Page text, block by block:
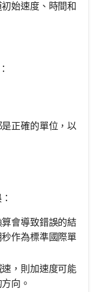
始速度、時間和
+ a t
t +
正確的單位，以
會導致錯誤的結
作為標準國際單
，則加速度可能
向。